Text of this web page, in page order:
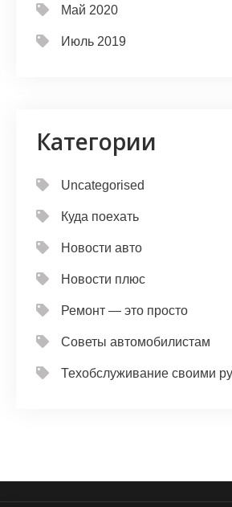
Май 2020
Июль 2019
Категории
Uncategorised
Куда поехать
Новости авто
Новости плюс
Ремонт — это просто
Советы автомобилистам
Техобслуживание своими